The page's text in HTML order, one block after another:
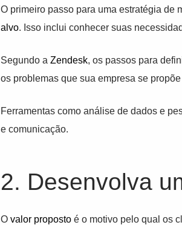
O primeiro passo para uma estratégia de
alvo. Isso inclui conhecer suas
Segundo a Zendesk, os passos para
os problemas que sua empresa se
Ferramentas como análise de dados e
e comunicação.
2. Desenvolva
O valor proposto é o motivo pelo qual os